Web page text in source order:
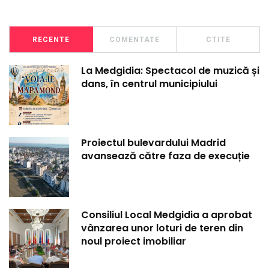
RECENTE COMENTATE CTITE
La Medgidia: Spectacol de muzică și
dans, în centrul municipiului
Proiectul bulevardului Madrid
avansează către faza de execuție
Consiliul Local Medgidia a aprobat
vânzarea unor loturi de teren din
noul proiect imobiliar